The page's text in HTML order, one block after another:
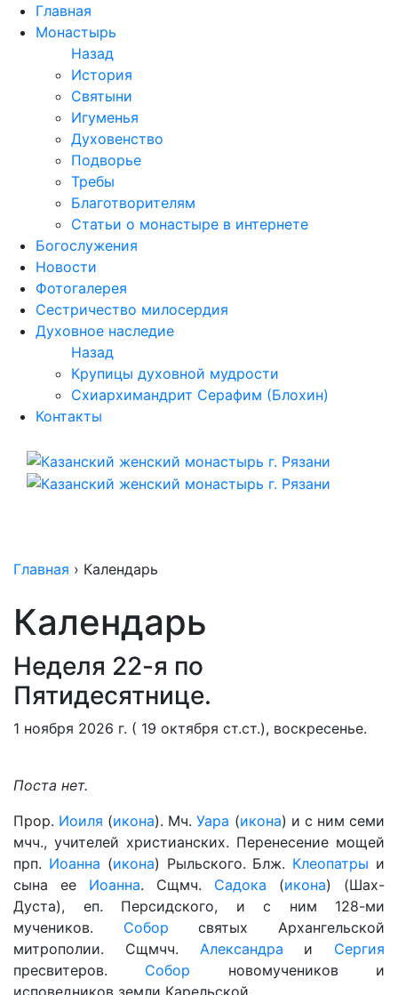
Перейти
содержимому
Главная
Монастырь
Назад
История
Святыни
Игуменья
Духовенство
Подворье
Требы
Благотворителям
Статьи о монастыре в интернете
Богослужения
Новости
Фотогалерея
Сестричество милосердия
Духовное наследие
Назад
Крупицы духовной мудрости
Схиархимандрит Серафим (Блохин)
Контакты
Главная › Календарь
Календарь
Неделя 22-я по
Пятидесятнице.
1 ноября 2026 г. ( 19 октября ст.ст.), воскресенье.
Поста нет.
Прор. Иоиля (икона). Мч.Уара (икона) и с ним семи
мчч., учителей христианских. Перенесение мощей
прп. Иоанна (икона) Рыльского. Блж. Клеопатры и
сына ее Иоанна. Сщмч. Садока (икона) (Шах-
Дуста), еп. Персидского, и с ним 128-ми
мучеников. Собор святых Архангельской
митрополии. Сщмчч. Александра и Сергия
пресвитеров. Собор новомучеников и